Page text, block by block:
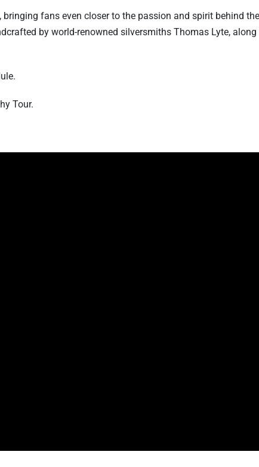
fans even closer to the passion and spirit behind
by world-renowned silversmiths Thomas Lyte,
Tour.